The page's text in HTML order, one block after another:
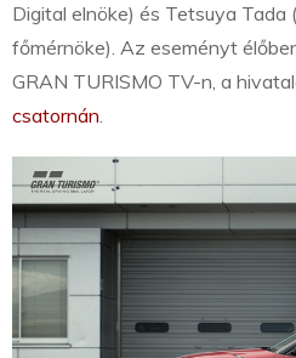
Digital elnöke) és Tetsuya Tada
főmérnöke). Az eseményt
GRAN TURISMO TV-n, a
csatornán.